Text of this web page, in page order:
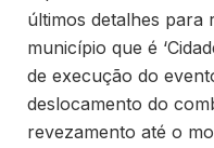
últimos detalhes para
município que é
de execução do
deslocamento do
revezamento até o